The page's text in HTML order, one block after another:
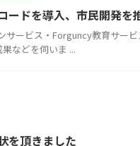
ードを導入、市民開発を
サービス・Forguncy教育サー
などを伺いま ...
を頂きました